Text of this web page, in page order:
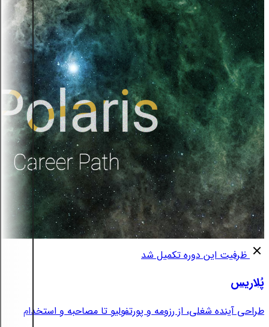
ظرفیت این دوره تکمیل شد
پُلاریس
طراحی آینده شغلی، از رزومه و پورتفولیو تا مصاحبه و استخدام